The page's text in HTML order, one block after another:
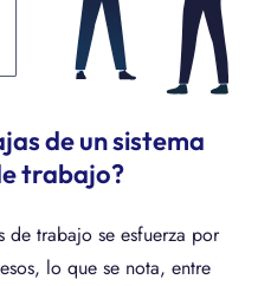
de un sistema
trabajo?
de trabajo se esfuerza por
lo que se nota, entre